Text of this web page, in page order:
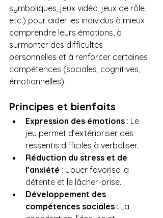
symboliques, jeux vidéo, jeux de rôle,
etc.) pour aider les individus à mieux
comprendre leurs émotions, à
surmonter des difficultés
personnelles et à renforcer certaines
compétences (sociales, cognitives,
émotionnelles).
Principes et bienfaits
Expression des émotions : Le
jeu permet d’extérioriser des
ressentis difficiles à verbaliser.
Réduction du stress et de
l’anxiété : Jouer favorise la
détente et le lâcher-prise.
Développement des
compétences sociales : La